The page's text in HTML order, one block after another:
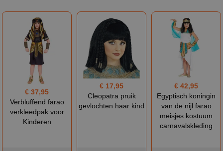
€ 37,95
Verbluffend farao
verkleedpak voor
Kinderen
€ 17,95
Cleopatra pruik
gevlochten haar kind
€ 42,95
Egyptisch koningin
van de nijl farao
meisjes kostuum
carnavalskleding